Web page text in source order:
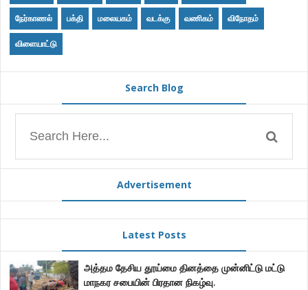
நேர்காணல் பக்தி மலையகம் வடக்கு வணிகம் விநோதம்
விளையாட்டு
Search Blog
Advertisement
Latest Posts
அத்தம தேசிய தூய்மை தினத்தை முன்னிட்டு மட்டு
மாநகர சபையின் பிரதான நிகழ்வு.